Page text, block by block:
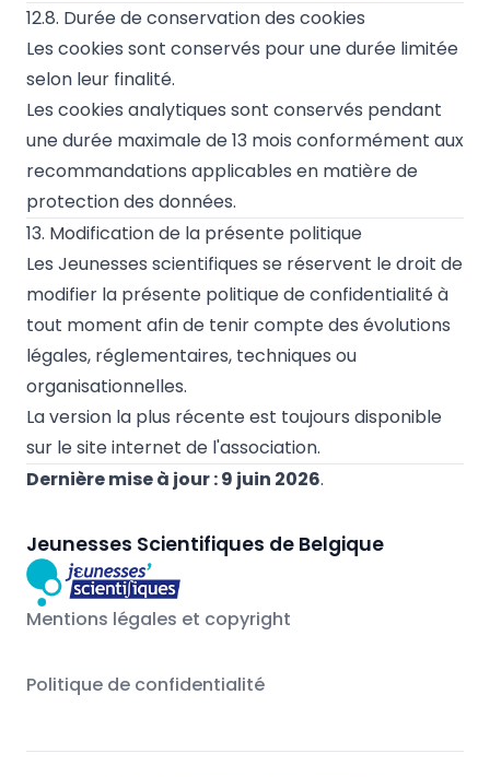
12.8. Durée de conservation des cookies
Les cookies sont conservés pour une durée limitée
selon leur finalité.
Les cookies analytiques sont conservés pendant
une durée maximale de 13 mois conformément aux
recommandations applicables en matière de
protection des données.
13. Modification de la présente politique
Les Jeunesses scientifiques se réservent le droit de
modifier la présente politique de confidentialité à
tout moment afin de tenir compte des évolutions
légales, réglementaires, techniques ou
organisationnelles.
La version la plus récente est toujours disponible
sur le site internet de l'association.
Dernière mise à jour : 9 juin 2026.
Jeunesses Scientifiques de Belgique
Mentions légales et copyright
Politique de confidentialité